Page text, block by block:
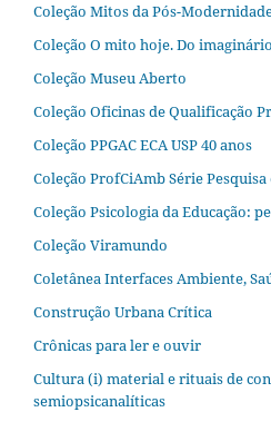
Coleção Mitos da Pós-
Coleção O mito hoje. Do
Coleção Museu Aberto
Coleção Oficinas de Qualificação
Coleção PPGAC ECA USP 40 anos
Coleção ProfCiAmb Série
Coleção Psicologia da Educação:
Coleção Viramundo
Coletânea Interfaces Ambiente,
Construção Urbana Crítica
Crônicas para ler e ouvir
Cultura (i) material e rituais de
semiopsicanalíticas